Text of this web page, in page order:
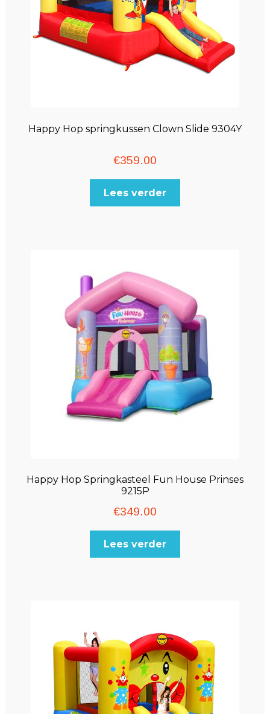
Happy Hop springkussen Clown Slide 9304Y
€359.00
Lees verder
Happy Hop Springkasteel Fun House Prinses
9215P
€349.00
Lees verder